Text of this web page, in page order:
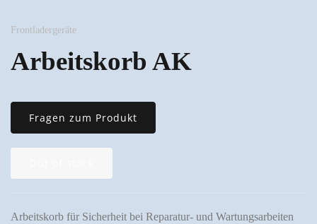
Frontladergeräte
Arbeitskorb AK
Fragen zum Produkt
Arbeitskorb für Sicherheit bei Reparatur- und Wartungsarbeiten